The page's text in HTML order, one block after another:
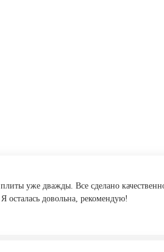
уже дважды. Все сделано
осталась довольна, рекомендую!